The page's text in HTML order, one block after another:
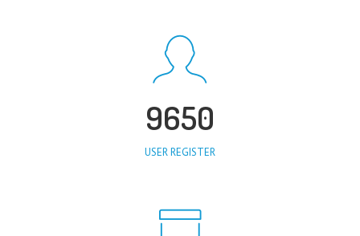
9650
USER REGISTER